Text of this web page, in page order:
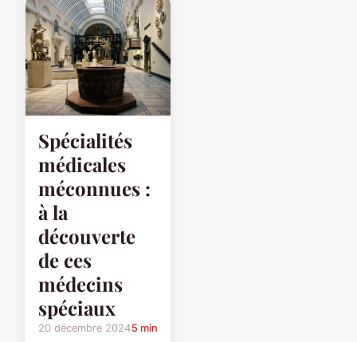
Spécialités
médicales
méconnues :
à la
découverte
de ces
médecins
spéciaux
20 décembre 20245 min